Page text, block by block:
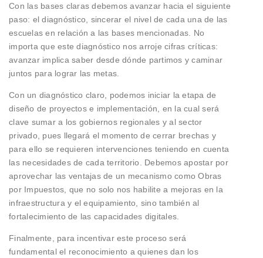
Con las bases claras debemos avanzar hacia el siguiente
paso: el diagnóstico, sincerar el nivel de cada una de las
escuelas en relación a las bases mencionadas. No
importa que este diagnóstico nos arroje cifras críticas:
avanzar implica saber desde dónde partimos y caminar
juntos para lograr las metas.
Con un diagnóstico claro, podemos iniciar la etapa de
diseño de proyectos e implementación, en la cual será
clave sumar a los gobiernos regionales y al sector
privado, pues llegará el momento de cerrar brechas y
para ello se requieren intervenciones teniendo en cuenta
las necesidades de cada territorio. Debemos apostar por
aprovechar las ventajas de un mecanismo como Obras
por Impuestos, que no solo nos habilite a mejoras en la
infraestructura y el equipamiento, sino también al
fortalecimiento de las capacidades digitales.
Finalmente, para incentivar este proceso será
fundamental el reconocimiento a quienes dan los